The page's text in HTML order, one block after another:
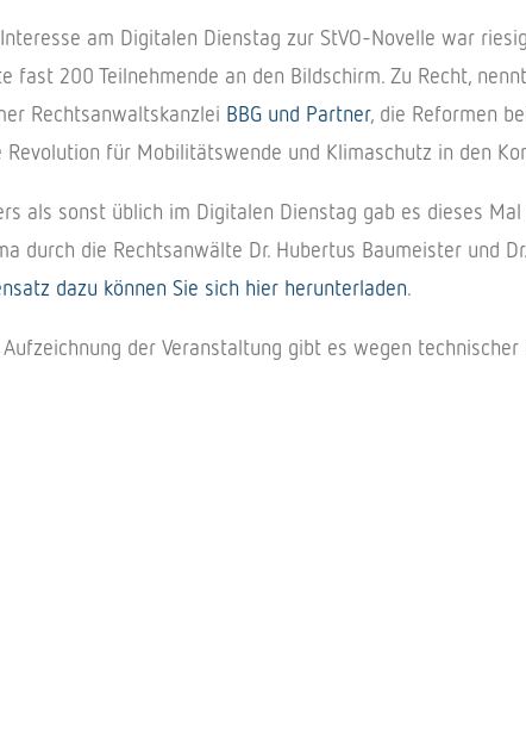
am Digitalen Dienstag zur StVO-Novelle war
fast 200 Teilnehmende an den Bildschirm. Zu Recht,
Rechtsanwaltskanzlei BBG und Partner, die Reformen
Revolution für Mobilitätswende und Klimaschutz in den
als sonst üblich im Digitalen Dienstag gab es dieses
durch die Rechtsanwälte Dr. Hubertus Baumeister und
dazu können Sie sich hier herunterladen.
Aufzeichnung der Veranstaltung gibt es wegen